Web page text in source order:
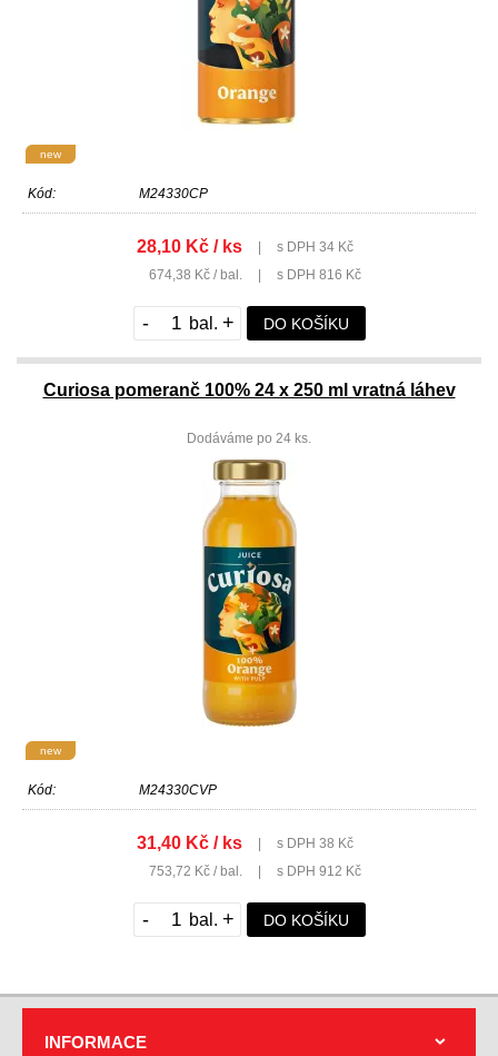
new
Kód: M24330CP
28,10 Kč / ks
s DPH 34 Kč
674,38 Kč / bal.
s DPH 816 Kč
- + DO KOŠÍKU
Curiosa pomeranč 100% 24 x 250 ml vratná láhev
Dodáváme po 24 ks.
new
Kód: M24330CVP
31,40 Kč / ks
s DPH 38 Kč
753,72 Kč / bal.
s DPH 912 Kč
- + DO KOŠÍKU
INFORMACE